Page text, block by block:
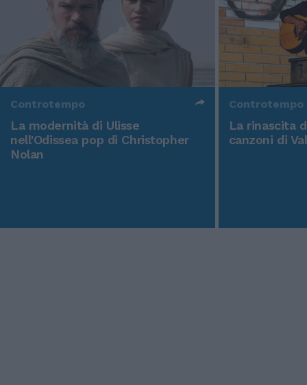
Controtempo
La modernità di Ulisse
nell'Odissea pop di Christopher
Nolan
Controtempo
La rinascita
canzoni di